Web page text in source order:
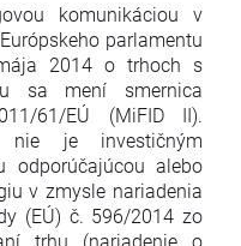
komunikáciou v
parlamentu
2014 o trhoch s
sa mení smernica
61/EÚ (MiFID II).
nie je investičným
odporúčajúcou alebo
v zmysle nariadenia
(EÚ) č. 596/2014 zo